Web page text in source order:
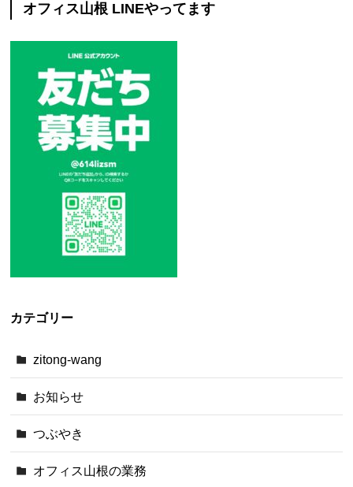
オフィス山根 LINEやってます
カテゴリー
zitong-wang
お知らせ
つぶやき
オフィス山根の業務